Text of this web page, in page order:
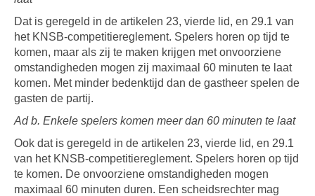
Dat is geregeld in de artikelen 23, vierde lid, en 29.1 van
het KNSB-competitiereglement. Spelers horen op tijd te
komen, maar als zij te maken krijgen met onvoorziene
omstandigheden mogen zij maximaal 60 minuten te laat
komen. Met minder bedenktijd dan de gastheer spelen de
gasten de partij.
Ad b. Enkele spelers komen meer dan 60 minuten te laat
Ook dat is geregeld in de artikelen 23, vierde lid, en 29.1
van het KNSB-competitiereglement. Spelers horen op tijd
te komen. De onvoorziene omstandigheden mogen
maximaal 60 minuten duren. Een scheidsrechter mag